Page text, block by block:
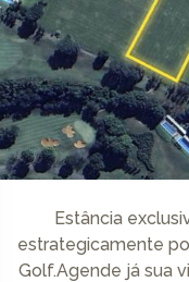
Estância
estrategicamente
Golf.Agende já sua